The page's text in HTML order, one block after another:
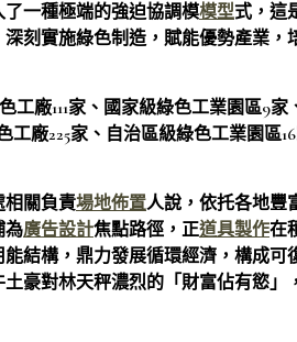
一種極端的強迫協調模模型式，這
刻實施綠色制造，賦能優勢產業，
工廠111家、國家級綠色工業園區9
工廠225家、自治區級綠色工業園區
相關負責場地佈置人說，依托各地豐
為廣告設計焦點路徑，正道具製作在
結構，鼎力發展循環經濟，構成可
土豪對林天秤濃烈的「財富佔有慾」